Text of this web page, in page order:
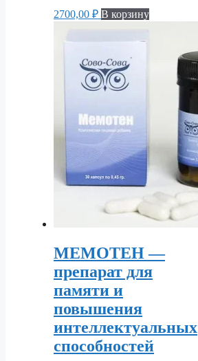
2700,00 ₽ В корзину
МЕМОТЕН —
препарат для
памяти и
повышения
интеллектуальных
способностей